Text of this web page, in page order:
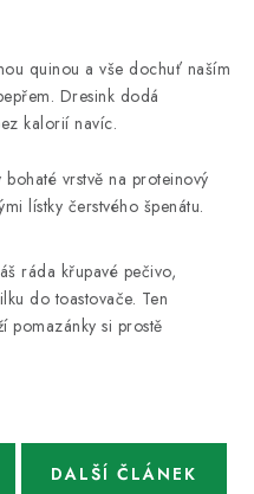
quinou a vše dochuť naším
Dresink dodá
kalorií navíc.
bohaté vrstvě na proteinový
lístky čerstvého špenátu.
ráda křupavé pečivo,
do toastovače. Ten
pomazánky si prostě
DALŠÍ ČLÁNEK